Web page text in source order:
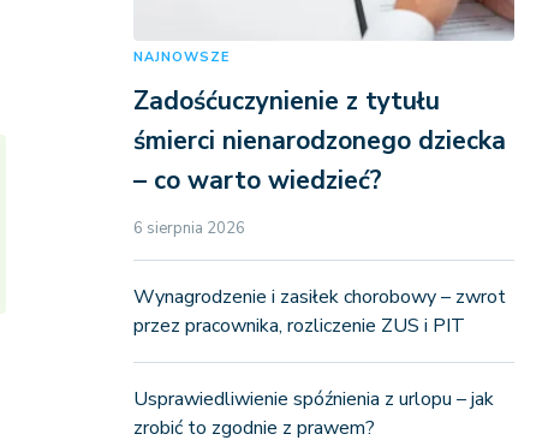
NAJNOWSZE
Zadośćuczynienie z tytułu
śmierci nienarodzonego dziecka
– co warto wiedzieć?
6 sierpnia 2026
Wynagrodzenie i zasiłek chorobowy – zwrot
przez pracownika, rozliczenie ZUS i PIT
Usprawiedliwienie spóźnienia z urlopu – jak
zrobić to zgodnie z prawem?